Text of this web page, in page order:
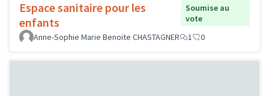
Espace sanitaire pour les
enfants
Soumise au
vote
Anne-Sophie Marie Benoite CHASTAGNER
1 0